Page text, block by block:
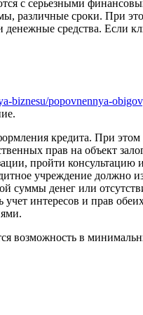
с серьезными
сроки. При
средства. Если
biznesu/popovnennya-
кредита. При
прав на объект
пройти
учреждение должно
суммы денег или
интересов и прав
в